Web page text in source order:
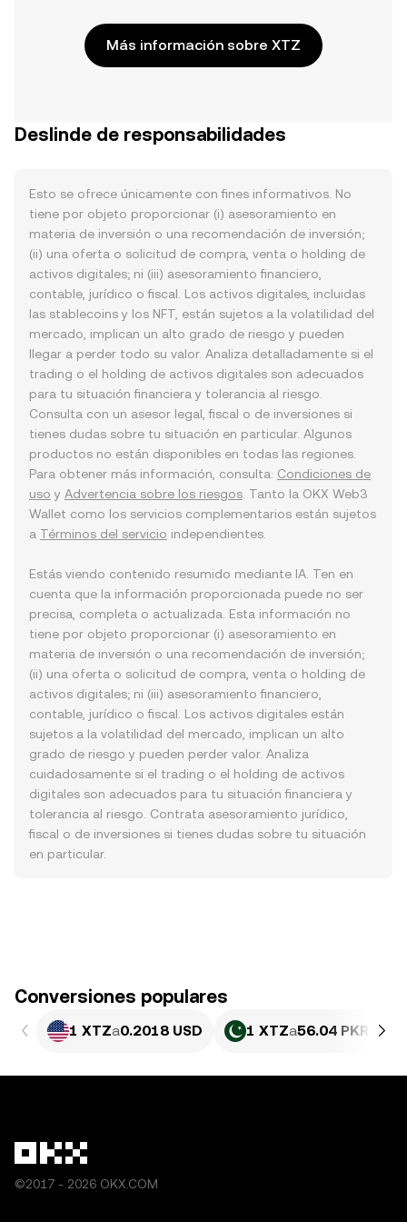
Más información sobre XTZ
Deslinde de responsabilidades
Esto se ofrece únicamente con fines informativos. No
tiene por objeto proporcionar (i) asesoramiento en
materia de inversión o una recomendación de inversión;
(ii) una oferta o solicitud de compra, venta o holding de
activos digitales; ni (iii) asesoramiento financiero,
contable, jurídico o fiscal. Los activos digitales, incluidas
las stablecoins y los NFT, están sujetos a la volatilidad del
mercado, implican un alto grado de riesgo y pueden
llegar a perder todo su valor. Analiza detalladamente si el
trading o el holding de activos digitales son adecuados
para tu situación financiera y tolerancia al riesgo.
Consulta con un asesor legal, fiscal o de inversiones si
tienes dudas sobre tu situación en particular. Algunos
productos no están disponibles en todas las regiones.
Para obtener más información, consulta: Condiciones de
uso y Advertencia sobre los riesgos . Tanto la OKX Web3
Wallet como los servicios complementarios están sujetos
a Términos del servicio independientes.
Estás viendo contenido resumido mediante IA. Ten en
cuenta que la información proporcionada puede no ser
precisa, completa o actualizada. Esta información no
tiene por objeto proporcionar (i) asesoramiento en
materia de inversión o una recomendación de inversión;
(ii) una oferta o solicitud de compra, venta o holding de
activos digitales; ni (iii) asesoramiento financiero,
contable, jurídico o fiscal. Los activos digitales están
sujetos a la volatilidad del mercado, implican un alto
grado de riesgo y pueden perder valor. Analiza
cuidadosamente si el trading o el holding de activos
digitales son adecuados para tu situación financiera y
tolerancia al riesgo. Contrata asesoramiento jurídico,
fiscal o de inversiones si tienes dudas sobre tu situación
en particular.
Conversiones populares
1 XTZa0.2018 USD 1 XTZa56.04 PKR
©2017 - 2026 OKX.COM